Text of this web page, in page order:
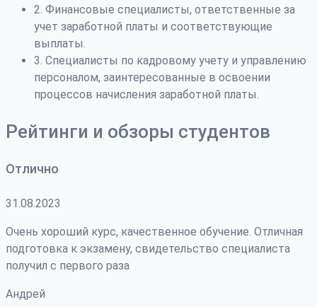
2. Финансовые специалисты, ответственные за
учет заработной платы и соответствующие
выплаты.
3. Специалисты по кадровому учету и управлению
персоналом, заинтересованные в освоении
процессов начисления заработной платы.
Рейтинги и обзоры студентов
Отлично
31.08.2023
Очень хороший курс, качественное обучение. Отличная
подготовка к экзамену, свидетельство специалиста
получил с первого раза
Андрей